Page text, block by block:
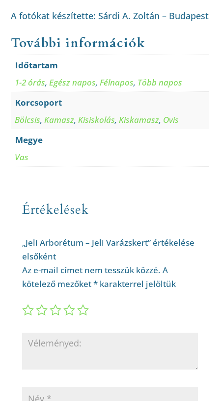
A fotókat készítette: Sárdi A. Zoltán – Budapest
További információk
Időtartam
1-2 órás,Egész napos,Félnapos, Több napos
Korcsoport
Bölcsis,Kamasz,Kisiskolás,Kiskamasz, Ovis
Megye
Vas
Értékelések
„Jeli Arborétum – Jeli Varázskert” értékelése
elsőként
Az e-mail címet nem tesszük közzé. A
kötelező mezőket*karakterrel jelöltük